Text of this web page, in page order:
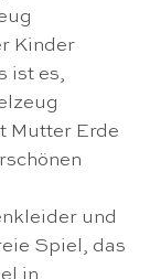
Kinder
ist es,
Mutter Erde
und
Spiel, das